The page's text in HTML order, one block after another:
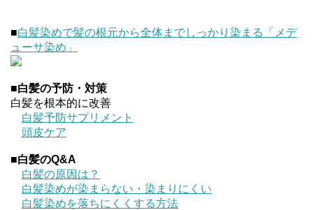
■白髪染めで髪の根元から全体までしっかり染まる「メデ
ューサ染め」
■白髪の予防・対策
白髪を根本的に改善
白髪予防サプリメント
頭皮ケア
■白髪のQ&A
白髪の原因は？
白髪染めが染まらない・染まりにくい
白髪染めを落ちにくくする方法